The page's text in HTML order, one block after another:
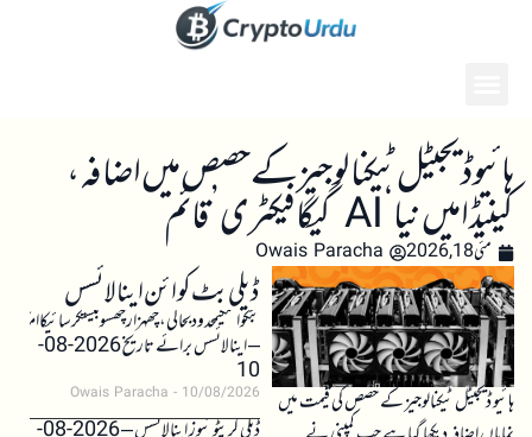
ہائیو ڈیجیٹل ٹیکنالوجیز کے حصص میں اضافہ،
کینیڈا میں نیا ‘AI گیگافیکٹری’ قائم
مئی 18, 2026 Owais Paracha
ہائیو ڈیجیٹل ٹیکنالوجیز کے حصص کی قیمت میں
ڈیلی بٹ کوائن اینالائسس
بٹکوائنکیمحدودبحالی،چھہزارچھسوبیستکرسائیکاامکان
– اینالائسس برائے تاریخ 2026-08-
10
Owais Paracha 10/08/2026